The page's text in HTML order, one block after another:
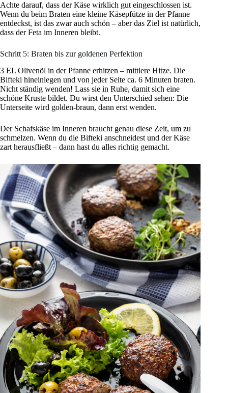
Achte darauf, dass der Käse wirklich gut eingeschlossen ist.
Wenn du beim Braten eine kleine Käsepfütze in der Pfanne
entdeckst, ist das zwar auch schön – aber das Ziel ist natürlich,
dass der Feta im Inneren bleibt.
Schritt 5: Braten bis zur goldenen Perfektion
3 EL Olivenöl in der Pfanne erhitzen – mittlere Hitze. Die
Bifteki hineinlegen und von jeder Seite ca. 6 Minuten braten.
Nicht ständig wenden! Lass sie in Ruhe, damit sich eine
schöne Kruste bildet. Du wirst den Unterschied sehen: Die
Unterseite wird golden-braun, dann erst wenden.
Der Schafskäse im Inneren braucht genau diese Zeit, um zu
schmelzen. Wenn du die Bifteki anschneidest und der Käse
zart herausfließt – dann hast du alles richtig gemacht.